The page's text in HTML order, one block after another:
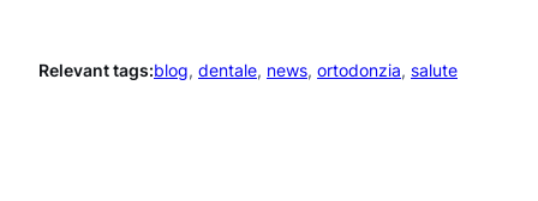
Relevant tags:blog, dentale, news, ortodonzia, salute